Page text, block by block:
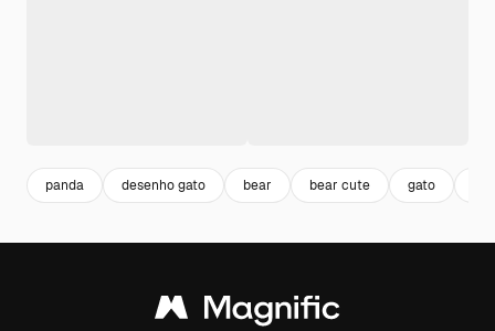
panda desenho gato bear bear cute gato